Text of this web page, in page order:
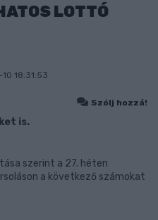
LOTTÓ
18:31:53
Szólj hozzá!
is.
szerint a 27. héten
a következő számokat